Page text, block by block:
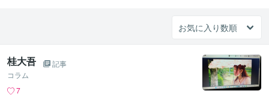
桂大吾
記事
コラム
7